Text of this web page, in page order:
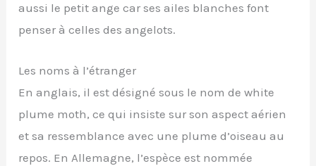
aussi le petit ange car ses ailes blanches font
penser à celles des angelots.
Les noms à l’étranger
En anglais, il est désigné sous le nom de white
plume moth, ce qui insiste sur son aspect aérien
et sa ressemblance avec une plume d’oiseau au
repos. En Allemagne, l’espèce est nommée